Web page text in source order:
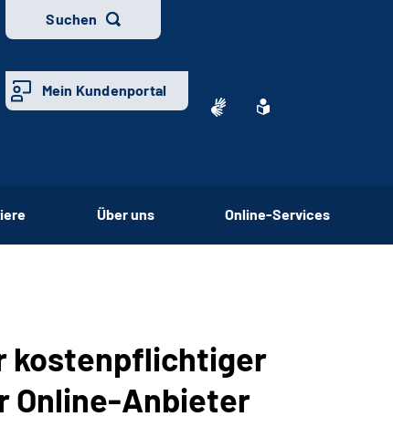
Suchen
Mein Kundenportal
Über uns Online-Services
kostenpflichtiger
Online-Anbieter